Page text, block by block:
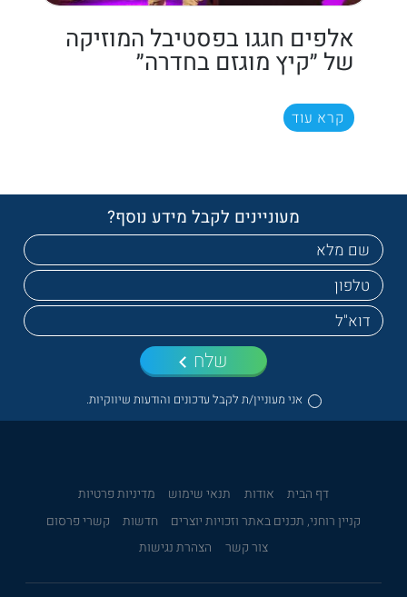
אלפים חגגו בפסטיבל המוזיקה
של ״קיץ מוגזם בחדרה״
קרא עוד
מעוניינים לקבל מידע נוסף?
אני מעוניין/ת לקבל עדכונים והודעות שיווקיות.
שלח
דף הבית אודות תנאי שימוש
מדיניות פרטיות
קניין רוחני, תכנים באתר וזכויות יוצרים
חדשות
קשרי פרסום
צור קשר
הצהרת נגישות